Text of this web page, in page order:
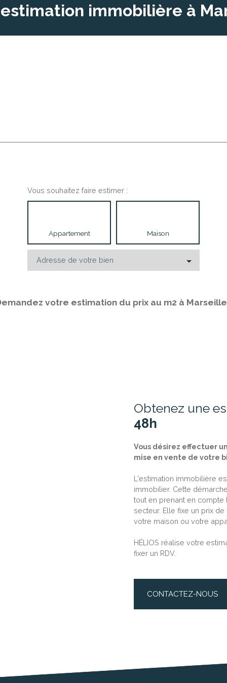
immobilière à
Vous souhaitez faire estimer :
Appartement Maison
Adresse de votre bien
votre estimation du prix au m2 à
Obtenez une
48h
Vous désirez effectuer
mise en vente de votre
L'estimation immobilière
immobilier. Cette
tout en prenant en
secteur. Elle fixe un prix
votre maison ou votre
HÉLIOS réalise votre
fixer un RDV.
CONTACTEZ-NOUS